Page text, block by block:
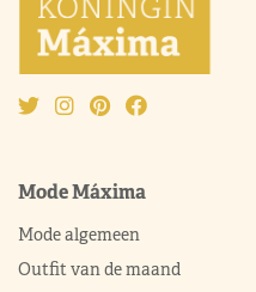
Mode Máxima
Mode algemeen
Outfit van de maand